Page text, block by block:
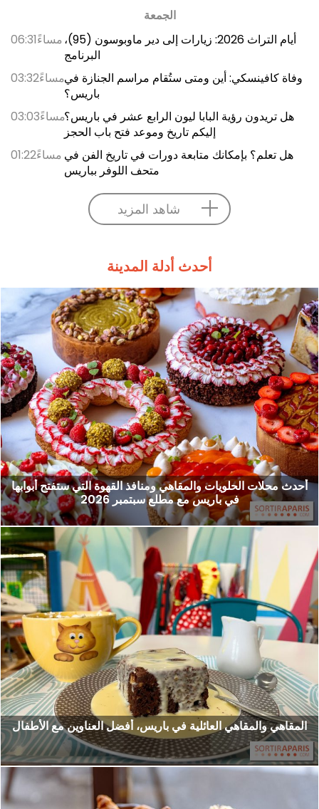
الجمعة
06:31مساءًأيام التراث 2026: زيارات إلى دير ماوبوسون (95)،
البرنامج
03:32مساءًوفاة كافينسكي: أين ومتى ستُقام مراسم الجنازة في
باريس؟
03:03مساءًهل تريدون رؤية البابا ليون الرابع عشر في باريس؟
إليكم تاريخ وموعد فتح باب الحجز
01:22مساءً هل تعلم؟ بإمكانك متابعة دورات في تاريخ الفن في
متحف اللوفر بباريس
شاهد المزيد
أحدث أدلة المدينة
أحدث محلات الحلويات والمقاهي ومنافذ القهوة التي ستفتح أبوابها
في باريس مع مطلع سبتمبر 2026
المقاهي والمقاهي العائلية في باريس، أفضل العناوين مع الأطفال